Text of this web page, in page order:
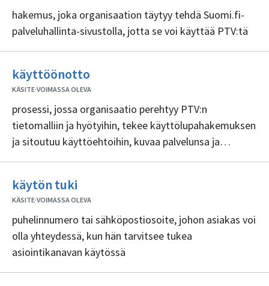
hakemus, joka organisaation täytyy tehdä Suomi.fi-
palveluhallinta-sivustolla, jotta se voi käyttää PTV:tä
käyttöönotto
sisällöntuottajia
KÄSITE·VOIMASSA OLEVA
prosessi, jossa organisaatio perehtyy PTV:n
tietomalliin ja hyötyihin, tekee käyttölupahakemuksen
ja sitoutuu käyttöehtoihin, kuvaa palvelunsa ja
käytön tuki
sisällöntuottajia
KÄSITE·VOIMASSA OLEVA
puhelinnumero tai sähköpostiosoite, johon asiakas voi
olla yhteydessä, kun hän tarvitsee tukea
asiointikanavan käytössä